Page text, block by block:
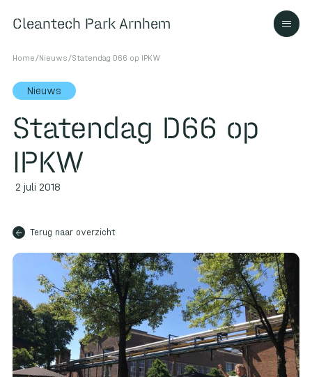
Cleantech Park Arnhem
Home /Nieuws /Statendag D66 op IPKW
Nieuws
Statendag D66 op
IPKW
2 juli 2018
arrow_back Terug naar overzicht
Cleantech Park Arnhem
Over
Ecosysteem
Contact